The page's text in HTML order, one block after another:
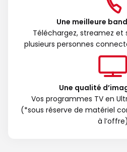
Une meilleure
Téléchargez, streamez
plusieurs personnes
Une qualité
Vos programmes TV en
(*sous réserve de matériel
à l’offre)